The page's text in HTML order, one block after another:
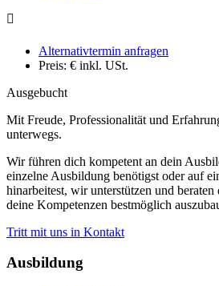
Alternativtermin anfragen
Preis: € inkl. USt.
Ausgebucht
Mit Freude, Professionalität und
unterwegs.
Wir führen dich kompetent an dein
einzelne Ausbildung benötigst oder auf
hinarbeitest, wir unterstützen und
deine Kompetenzen bestmöglich
Tritt mit uns in Kontakt
Ausbildung